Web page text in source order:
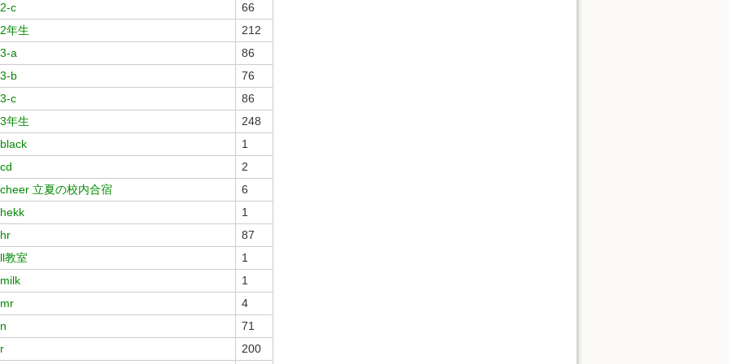
2-c
66
2年生
212
3-a
86
3-b
76
3-c
86
3年生
248
black
1
cd
2
cheer 立夏の校内合宿
6
hekk
1
hr
87
ll教室
1
milk
1
mr
4
n
71
r
200